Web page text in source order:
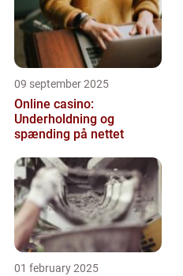
09 september 2025
Online casino:
Underholdning og
spænding på nettet
01 february 2025